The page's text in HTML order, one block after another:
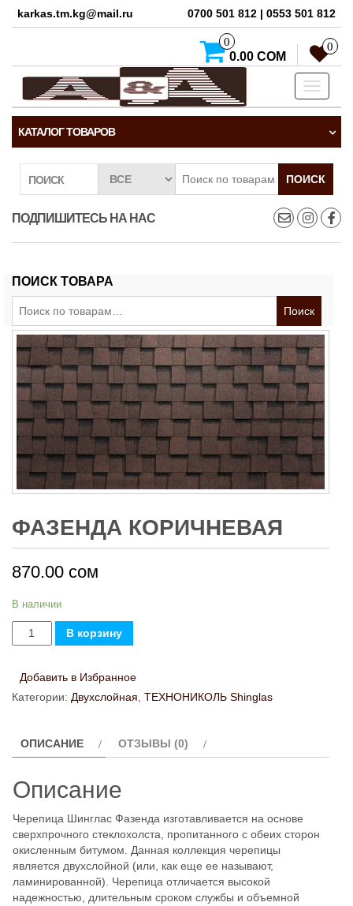
karkas.tm.kg@mail.ru 0700 501 812 | 0553 501 812
0
0.00 СОМ
0
Toggle
КАТАЛОГ ТОВАРОВ
ПОИСК ПОИСК
ПОДПИШИТЕСЬ НА НАС
ПОИСК ТОВАРА
Поиск
ФАЗЕНДА КОРИЧНЕВАЯ
870.00 сом
В наличии
Количество
товара
В корзину
Добавить в Избранное
Категории: Двухслойная ТЕХНОНИКОЛЬ Shinglas
ОПИСАНИЕ ОТЗЫВЫ (0)
Описание
Черепица Шинглас Фазенда изготавливается на основе
сверхпрочного стеклохолста, пропитанного с обеих сторон
окисленным битумом. Данная коллекция черепицы
является двухслойной (или, как еще ее называют,
ламинированной). Черепица отличается высокой
надежностью, длительным сроком службы и объемной